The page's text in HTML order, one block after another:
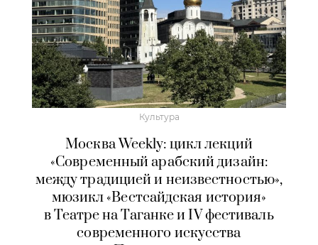
Культура
Москва Weekly: цикл лекций
«Современный арабский дизайн:
между традицией и неизвестностью»,
мюзикл «Вестсайдская история»
в Театре на Таганке и IV фестиваль
современного искусства